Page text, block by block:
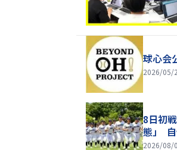
球心会
2026/05/
8日初
態」
2026/08/